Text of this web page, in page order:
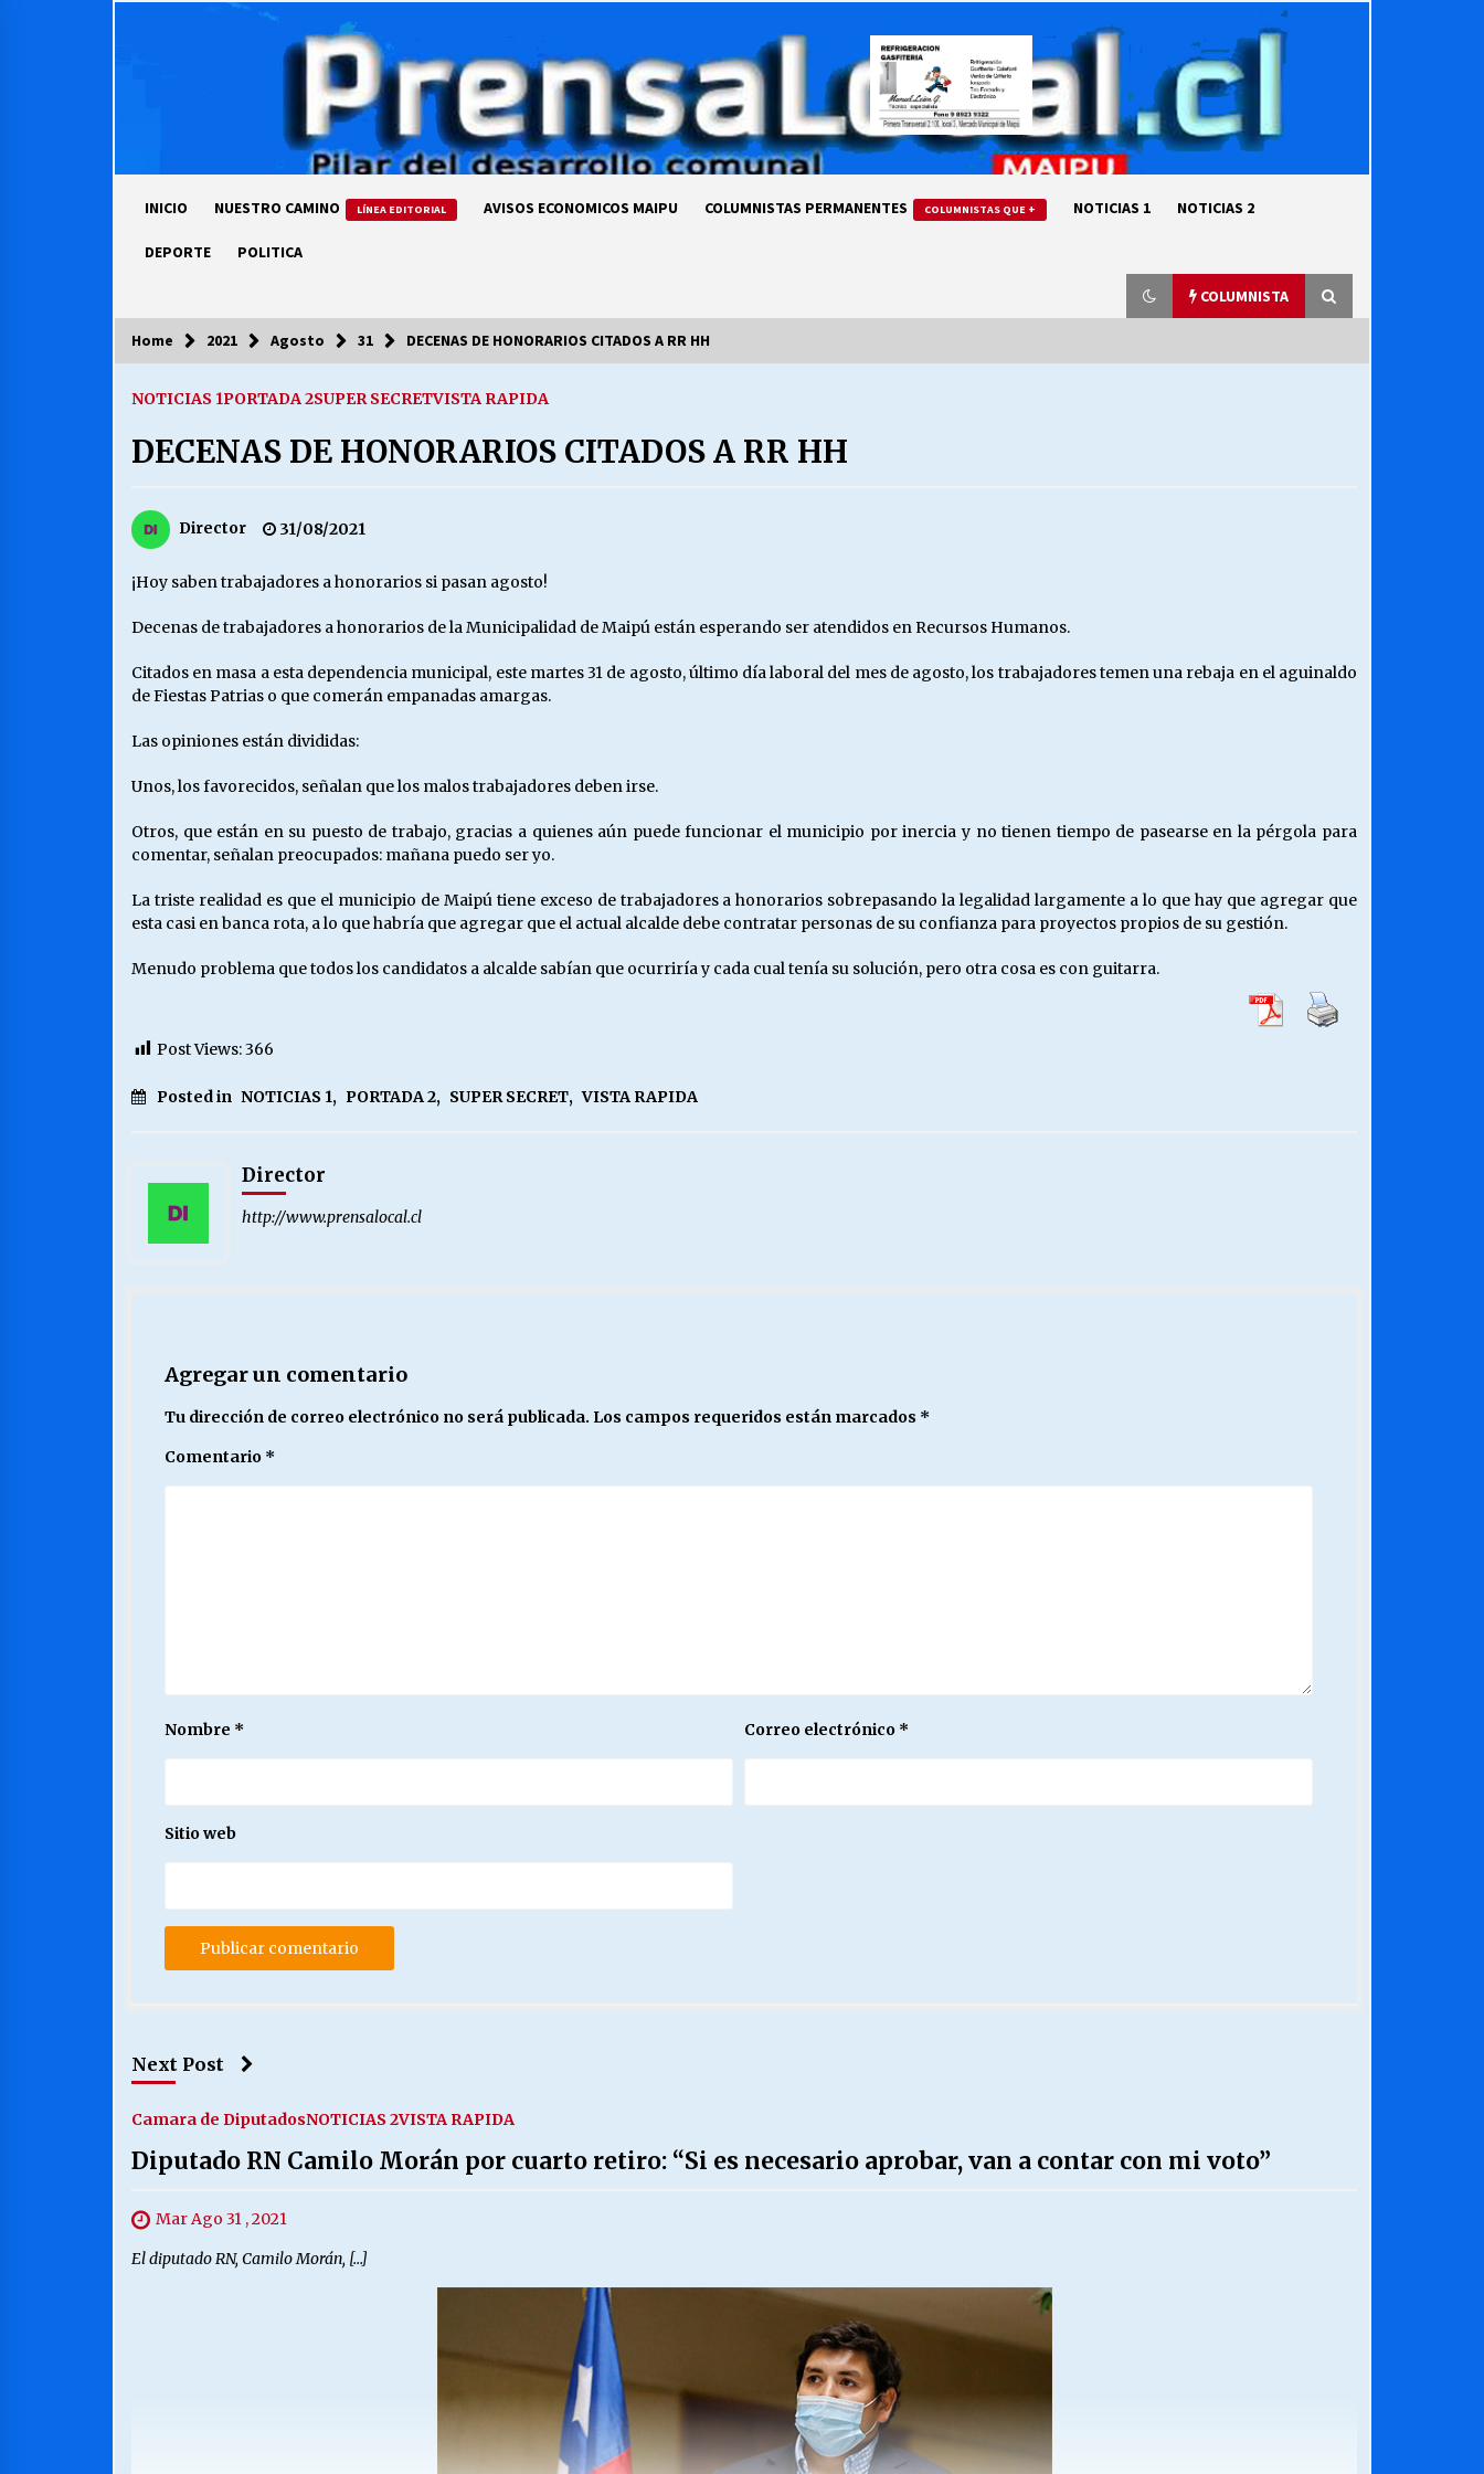
INICIO NUESTRO CAMINO LÍNEA EDITORIAL AVISOS ECONOMICOS MAIPU COLUMNISTAS PERMANENTES COLUMNISTAS QUE + NOTICIAS 1 NOTICIAS 2
DEPORTE POLITICA
COLUMNISTA
COLUMNISTA
luz… ¿Y cuándo van a bajar?
03/08/2026
69 AÑOS DE HISTORIA
28/07/2026
MUNICIPALIDAD, TRABAJADORES,
CLIMA LABORAL:
VOLVER A SER ALTERNATIVA
MUNICIPALIDADES, HONORARIOS,
DESPIDOS
28/05/2026
(Salvar Nuestras Almas)
Home 2021 Agosto 31 DECENAS DE HONORARIOS CITADOS A RR HH
NOTICIAS 1PORTADA 2SUPER SECRETVISTA RAPIDA
DECENAS DE HONORARIOS CITADOS A RR HH
Director 31/08/2021
¡Hoy saben trabajadores a honorarios si pasan agosto!
Decenas de trabajadores a honorarios de la Municipalidad de Maipú están esperando ser atendidos en Recursos Humanos.
Citados en masa a esta dependencia municipal, este martes 31 de agosto, último día laboral del mes de agosto, los trabajadores temen una rebaja en el aguinaldo
de Fiestas Patrias o que comerán empanadas amargas.
Las opiniones están divididas:
Unos, los favorecidos, señalan que los malos trabajadores deben irse.
Otros, que están en su puesto de trabajo, gracias a quienes aún puede funcionar el municipio por inercia y no tienen tiempo de pasearse en la pérgola para
comentar, señalan preocupados: mañana puedo ser yo.
La triste realidad es que el municipio de Maipú tiene exceso de trabajadores a honorarios sobrepasando la legalidad largamente a lo que hay que agregar que
esta casi en banca rota, a lo que habría que agregar que el actual alcalde debe contratar personas de su confianza para proyectos propios de su gestión.
Menudo problema que todos los candidatos a alcalde sabían que ocurriría y cada cual tenía su solución, pero otra cosa es con guitarra.
Post Views:366
Posted in NOTICIAS 1, PORTADA 2, SUPER SECRET, VISTA RAPIDA
Director
http://www.prensalocal.cl
Agregar un comentario
Tu dirección de correo electrónico no será publicada. Los campos requeridos están marcados *
Comentario *
Nombre * Correo electrónico *
Sitio web
Next Post
Camara de DiputadosNOTICIAS 2VISTA RAPIDA
Diputado RN Camilo Morán por cuarto retiro: “Si es necesario aprobar, van a contar con mi voto”
Mar Ago 31 , 2021
El diputado RN, Camilo Morán, […]